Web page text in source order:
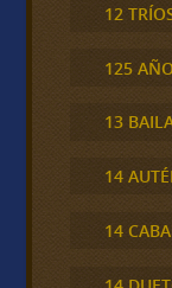
12
125
13
14
14